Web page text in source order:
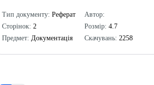
Тип документу: Реферат
Сторінок: 2
Предмет: Документація
Автор:
Розмір: 4.7
Скачувань: 2258